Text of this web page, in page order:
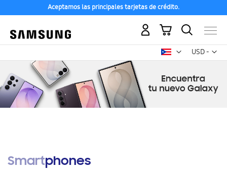
Aceptamos las principales tarjetas de crédito.
USD -
dólar
Mi carrito
Smartphones